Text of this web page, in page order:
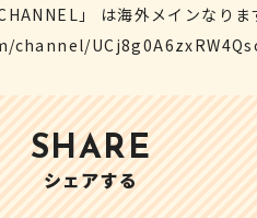
」 は海外メインなりま
SHARE
シェアする